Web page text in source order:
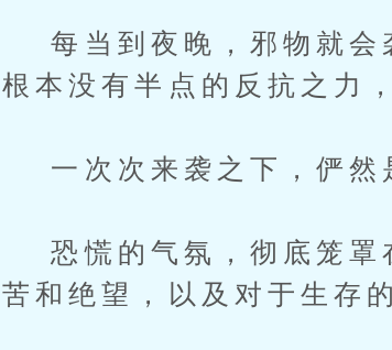
每当到夜晚，邪物就会
根本没有半点的反抗之力
一次次来袭之下，俨然
恐慌的气氛，彻底笼罩
苦和绝望，以及对于生存